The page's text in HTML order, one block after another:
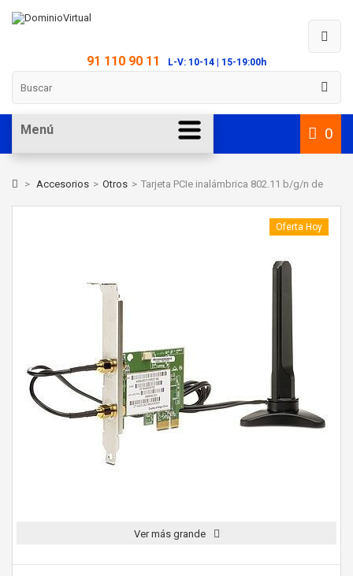
91 110 90 11 L-V: 10-14 | 15-19:00h
0
Menú
> Accesorios > Otros > Tarjeta PCIe inalámbrica 802.11 b/g/n de
Oferta Hoy
Ver más grande